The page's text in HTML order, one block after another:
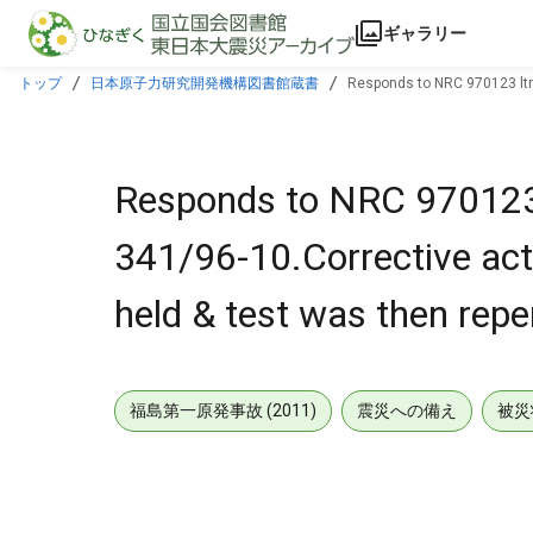
本文に飛ぶ
ギャラリー
トップ 日本原子力研究開発機構図書館蔵書 Responds to NRC 970123
Responds to NRC
341/96-10.Corrective
held & test was then
福島第一原発事故 (2011) 震災への備え 被災